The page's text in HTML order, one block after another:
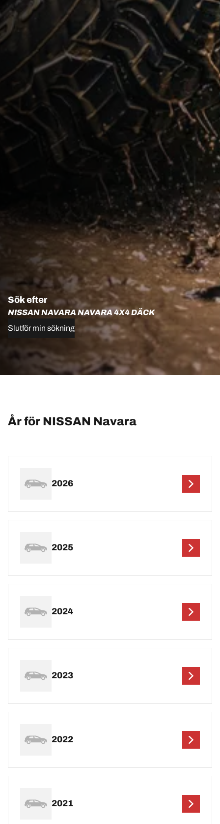
Sök efter
NISSAN NAVARA NAVARA 4X4 DÄCK
Slutför min sökning
År för NISSAN Navara
2026
2025
2024
2023
2022
2021